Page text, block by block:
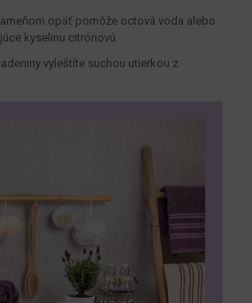
opäť pomôže octová voda alebo
kyselinu citrónovú
vyleštíte suchou utierkou z